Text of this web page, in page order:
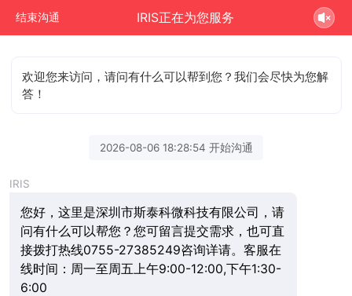
结束沟通 IRIS正在为您服务
欢迎您来访问，请问有什么可以帮到您？我们会尽快为您解
答！
2026-08-06 18:28:54 开始沟通
IRIS
您好，这里是深圳市斯泰科微科技有限公司，请
问有什么可以帮您？您可留言提交需求，也可直
接拨打热线0755-27385249咨询详请。客服在
线时间：周一至周五上午9:00-12:00,下午1:30-
6:00